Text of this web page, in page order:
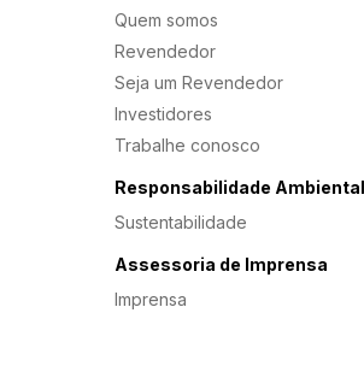
Quem somos
Revendedor
Seja um Revendedor
Investidores
Trabalhe conosco
Responsabilidade Ambiental
Sustentabilidade
Assessoria de Imprensa
Imprensa